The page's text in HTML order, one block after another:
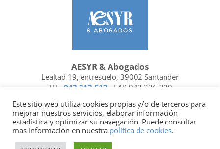
AESYR & Abogados
Lealtad 19, entresuelo, 39002 Santander
TEL. 942 312 512 - FAX 942 226 329
FacebookLinkedin
Socio de | Miembro de
Este sitio web utiliza cookies propias y/o de terceros para
mejorar nuestros servicios, elaborar información
estadística y optimizar su navegación. Puede consultar
mas información en nuestra política de cookies.